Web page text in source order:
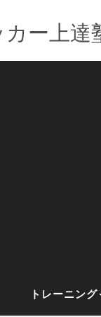
ー上達
トレーニング